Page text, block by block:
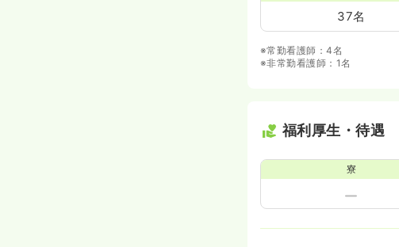
37名
※常勤看護師：4名
※非常勤看護師：1名
福利厚生・待遇
寮